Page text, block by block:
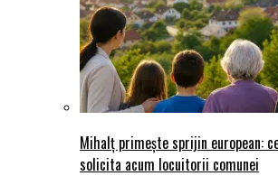
Mihalț primește sprijin european:
solicita acum locuitorii comunei